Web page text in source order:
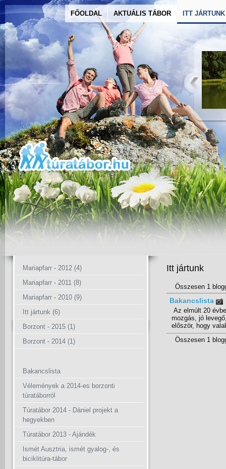
FŐOLDAL AKTUÁLIS TÁBOR ITT JÁRTUNK
Mariapfarr - 2012 (4)
Mariapfarr - 2011 (8)
Mariapfarr - 2010 (9)
Itt jártunk (6)
Borzont - 2015 (1)
Borzont - 2014 (1)
Bakancslista
Vélemények a 2014-es borzonti
túratáborról
Túratábor 2014 - Dániel projekt a
hegyekben
Túratábor 2013 - Ajándék
Ismét Ausztria, ismét gyalog-, és
biciklitúra-tábor
Itt jártunk
Összesen 1
Bakancslista
Az elmúlt 20
mozgás, jó
először, hogy
Összesen 1